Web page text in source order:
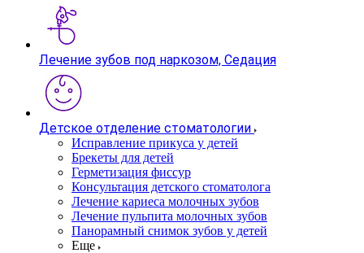
Лечение зубов под наркозом, Седация
Детское отделение стоматологии
Исправление прикуса у детей
Брекеты для детей
Герметизация фиссур
Консультация детского стоматолога
Лечение кариеса молочных зубов
Лечение пульпита молочных зубов
Панорамный снимок зубов у детей
Еще